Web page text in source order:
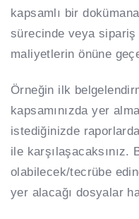
kapsamlı bir
sürecinde veya sipariş
maliyetlerin önüne
Örneğin ilk
kapsamınızda yer
istediğinizde
ile karşılaşacaksınız.
olabilecek/tecrübe
yer alacağı dosyalar